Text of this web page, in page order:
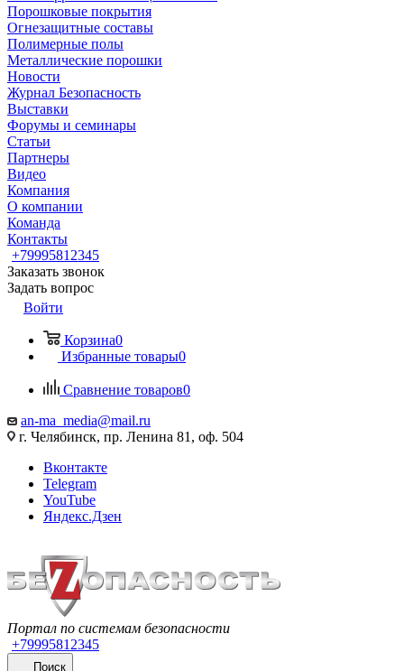
Порошковые покрытия
Огнезащитные составы
Полимерные полы
Металлические порошки
Новости
Журнал Безопасность
Выставки
Форумы и семинары
Статьи
Партнеры
Видео
Компания
О компании
Команда
Контакты
+79995812345
Заказать звонок
Задать вопрос
Войти
Корзина0
Избранные товары0
Сравнение товаров0
an-ma_media@mail.ru
г. Челябинск, пр. Ленина 81, оф. 504
Вконтакте
Telegram
YouTube
Яндекс.Дзен
Портал по системам безопасности
+79995812345
Поиск